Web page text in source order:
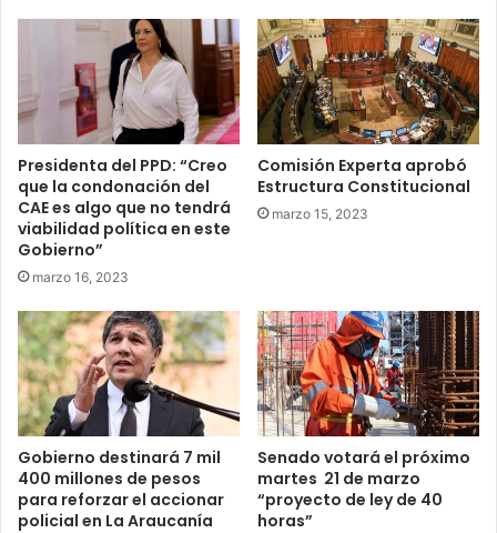
Presidenta del PPD: “Creo
que la condonación del
CAE es algo que no tendrá
viabilidad política en este
Gobierno”
marzo 16, 2023
Comisión Experta aprobó
Estructura Constitucional
marzo 15, 2023
Gobierno destinará 7 mil
400 millones de pesos
para reforzar el accionar
policial en La Araucanía
Senado votará el próximo
martes 21 de marzo
“proyecto de ley de 40
horas”